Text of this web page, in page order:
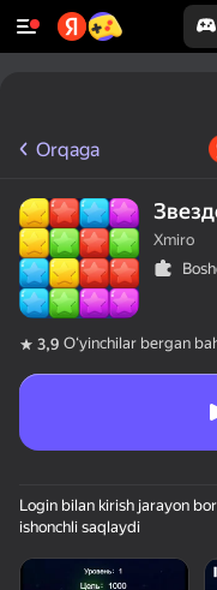
Orqaga
Xmiro
3,9 Oʻyinchilar bergan
Login bilan kirish jarayon
ishonchli saqlaydi